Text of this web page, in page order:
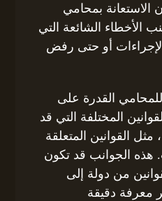
الاستعانة بمحامي
الأخطاء الشائعة التي
أو حتى رفض
القدرة على
المختلفة التي قد
القوانين المتعلقة
هذه الجوانب قد تكون
من دولة إلى
معرفة دقيقة